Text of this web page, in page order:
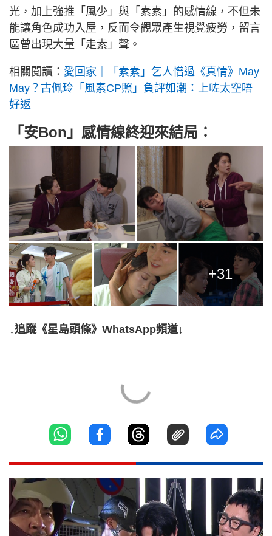
光，加上強推「風少」與「素素」的感情線，不但未
能讓角色成功入屋，反而令觀眾產生視覺疲勞，留言
區曾出現大量「走素」聲。
相關閱讀： 愛回家｜「素素」乞人憎過《真情》May
May？古佩玲「風素CP照」負評如潮：上咗太空唔
好返
「安Bon」感情線終迎來結局：
+31
↓追蹤《星島頭條》WhatsApp頻道↓